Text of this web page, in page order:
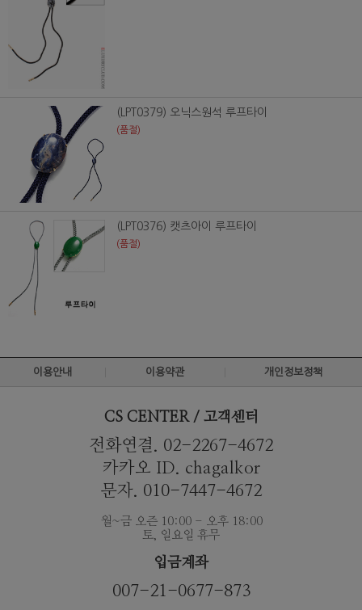
(LPT0379) 오닉스원석 루프타이
(품절)
(LPT0376) 캣츠아이 루프타이
(품절)
이용안내 이용약관 개인정보정책
CS CENTER / 고객센터
전화연결. 02-2267-4672
카카오 ID. chagalkor
문자. 010-7447-4672
월~금 오즌 10:00 - 오후 18:00
토, 일요일 휴무
입금계좌
007-21-0677-873